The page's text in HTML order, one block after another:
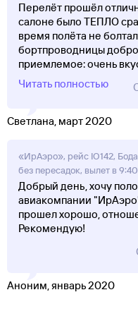
Перелёт прошёл
салоне было ТЕПЛО
время полёта не
бортпроводницы
приемлемое: очень
Читать полностью
Светлана, март 2020
«ИрАэро», рейс IO142,
без пересадок, вылет в 9:40
Добрый день, хочу
авиакомпании
прошел хорошо,
Рекомендую!
Аноним, январь 2020